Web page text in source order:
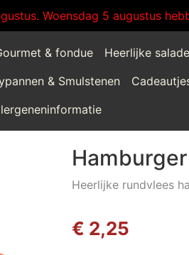
Woensdag 5 augustus
& fondue Heerlijke
& Smulstenen
Hamburger
Heerlijke rundvlees
€ 2,25